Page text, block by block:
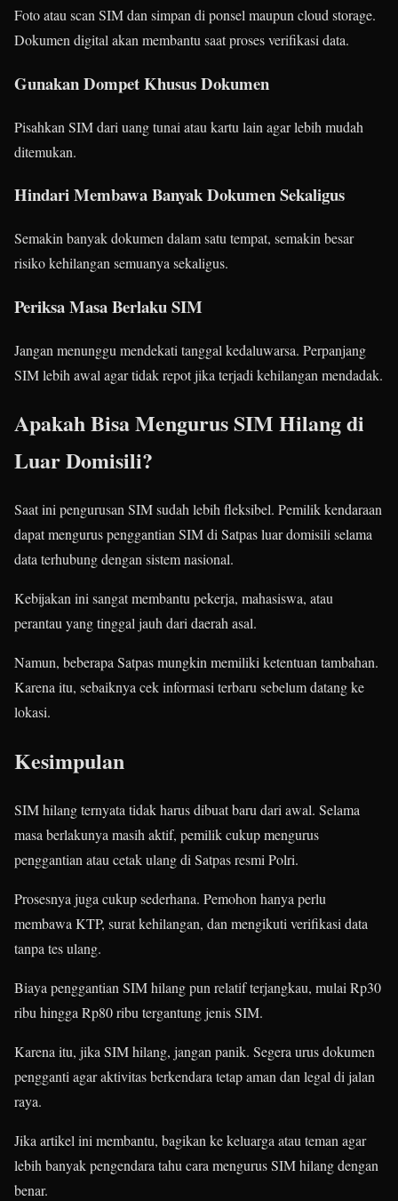
Foto atau scan SIM dan simpan di ponsel maupun cloud storage.
Dokumen digital akan membantu saat proses verifikasi data.
Gunakan Dompet Khusus Dokumen
Pisahkan SIM dari uang tunai atau kartu lain agar lebih mudah
ditemukan.
Hindari Membawa Banyak Dokumen Sekaligus
Semakin banyak dokumen dalam satu tempat, semakin besar
risiko kehilangan semuanya sekaligus.
Periksa Masa Berlaku SIM
Jangan menunggu mendekati tanggal kedaluwarsa. Perpanjang
SIM lebih awal agar tidak repot jika terjadi kehilangan mendadak.
Apakah Bisa Mengurus SIM Hilang di
Luar Domisili?
Saat ini pengurusan SIM sudah lebih fleksibel. Pemilik kendaraan
dapat mengurus penggantian SIM di Satpas luar domisili selama
data terhubung dengan sistem nasional.
Kebijakan ini sangat membantu pekerja, mahasiswa, atau
perantau yang tinggal jauh dari daerah asal.
Namun, beberapa Satpas mungkin memiliki ketentuan tambahan.
Karena itu, sebaiknya cek informasi terbaru sebelum datang ke
lokasi.
Kesimpulan
SIM hilang ternyata tidak harus dibuat baru dari awal. Selama
masa berlakunya masih aktif, pemilik cukup mengurus
penggantian atau cetak ulang di Satpas resmi Polri.
Prosesnya juga cukup sederhana. Pemohon hanya perlu
membawa KTP, surat kehilangan, dan mengikuti verifikasi data
tanpa tes ulang.
Biaya penggantian SIM hilang pun relatif terjangkau, mulai Rp30
ribu hingga Rp80 ribu tergantung jenis SIM.
Karena itu, jika SIM hilang, jangan panik. Segera urus dokumen
pengganti agar aktivitas berkendara tetap aman dan legal di jalan
raya.
Jika artikel ini membantu, bagikan ke keluarga atau teman agar
lebih banyak pengendara tahu cara mengurus SIM hilang dengan
benar.